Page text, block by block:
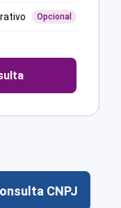
Opcional
CNPJ